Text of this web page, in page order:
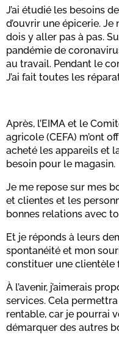
J’ai étudié les besoins
d’ouvrir une épicerie.
dois y aller pas à pas.
pandémie de
au travail. Pendant le
J’ai fait toutes les
Après, l’EIMA et le
agricole (CEFA) m’ont
acheté les appareils et
besoin pour le magasin.
Je me repose sur mes
et clientes et les
bonnes relations avec
Et je réponds à leurs
spontanéité et mon
constituer une clientèle
À l’avenir, j’aimerais
services. Cela
rentable, car je pourrai
démarquer des autres